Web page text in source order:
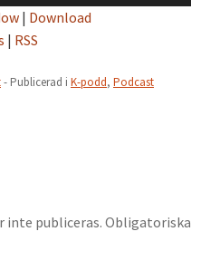
| Download
| RSS
- Publicerad i K-podd, Podcast
inte publiceras. Obligatoriska